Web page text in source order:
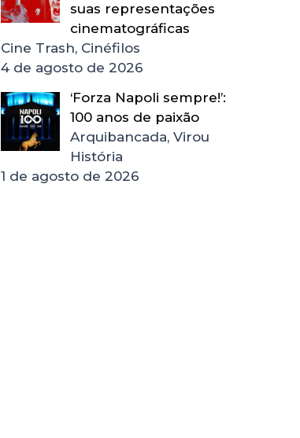
suas representações
cinematográficas
Cine Trash, Cinéfilos
4 de agosto de 2026
‘Forza Napoli sempre!’:
100 anos de paixão
Arquibancada, Virou
História
1 de agosto de 2026